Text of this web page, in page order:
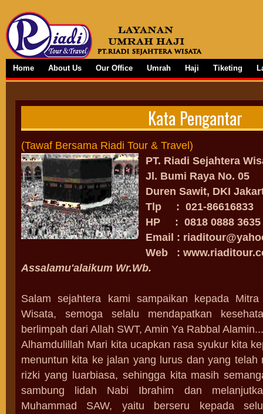
Home About Us Our Office Umrah Haji Tiketing
Kata Pengantar
(Tawaf Bersama Riadi Tour & Travel)
PT. Riadi Sejahtera
Jl. Bumi Raya No. 05
Duren Sawit, DKI
Tlp : 021-86616833
HP : 0818 0888 3635
Email :
Web :
Assalamu'alaikum Wr.Wb.
Salam sejahtera kami sampaikan kepada
Wisata, semoga selalu mendapatkan
berlimpah dari Allah SWT, Amin Ya Rabbal
Alhamdulillah Mari kita ucapkan rasa syukur kita
menuntun kita ke jalan yang lurus dan yang telah
rizki yang luarbiasa, sehingga kita masih
sambung lidah Nabi Ibrahim dan
Muhammad SAW, yaitu berseru kepada